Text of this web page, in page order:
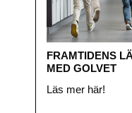
FRAMTIDENS
MED GOLVET
Läs mer här!